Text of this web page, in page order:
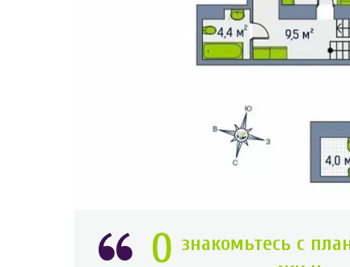
О знакомьтесь с